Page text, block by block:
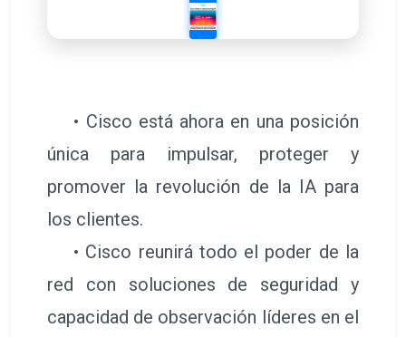
• Cisco está ahora en una posición
única para impulsar, proteger y
promover la revolución de la IA para
los clientes.
• Cisco reunirá todo el poder de la
red con soluciones de seguridad y
capacidad de observación líderes en el